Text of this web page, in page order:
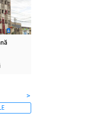
>